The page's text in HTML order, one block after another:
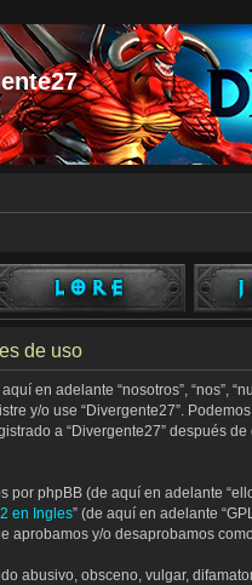
de uso
en adelante “nosotros”, “nos”,
y/o use “Divergente27”.
a “Divergente27” después
phpBB (de aquí en adelante
en Ingles” (de aquí en adelante
aprobamos y/o desaprobamos
abusivo, obsceno, vulgar,